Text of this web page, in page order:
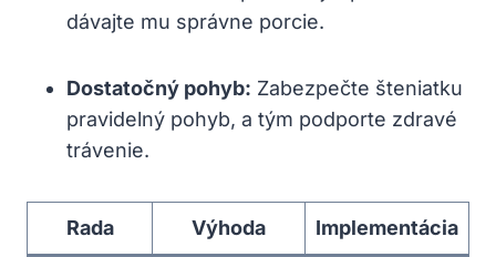
dávajte mu správne porcie.
Dostatočný pohyb: Zabezpečte šteniatku
pravidelný pohyb, a tým podporte zdravé
trávenie.
Rada Výhoda Implementácia